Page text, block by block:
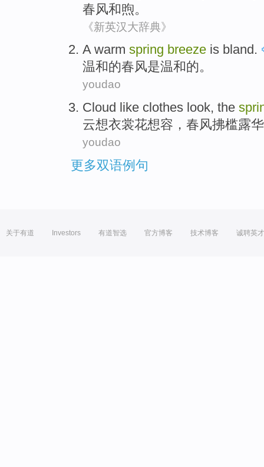
春风和煦。
《新英汉大辞典》
A warm spring breeze is bland .
温和的春风是温和的。
youdao
Cloud like clothes look, the
云想衣裳花想容， 春风拂槛露
youdao
更多双语例句
关于有道 Investors 有道智选 官方博客 技术博客 诚聘英才